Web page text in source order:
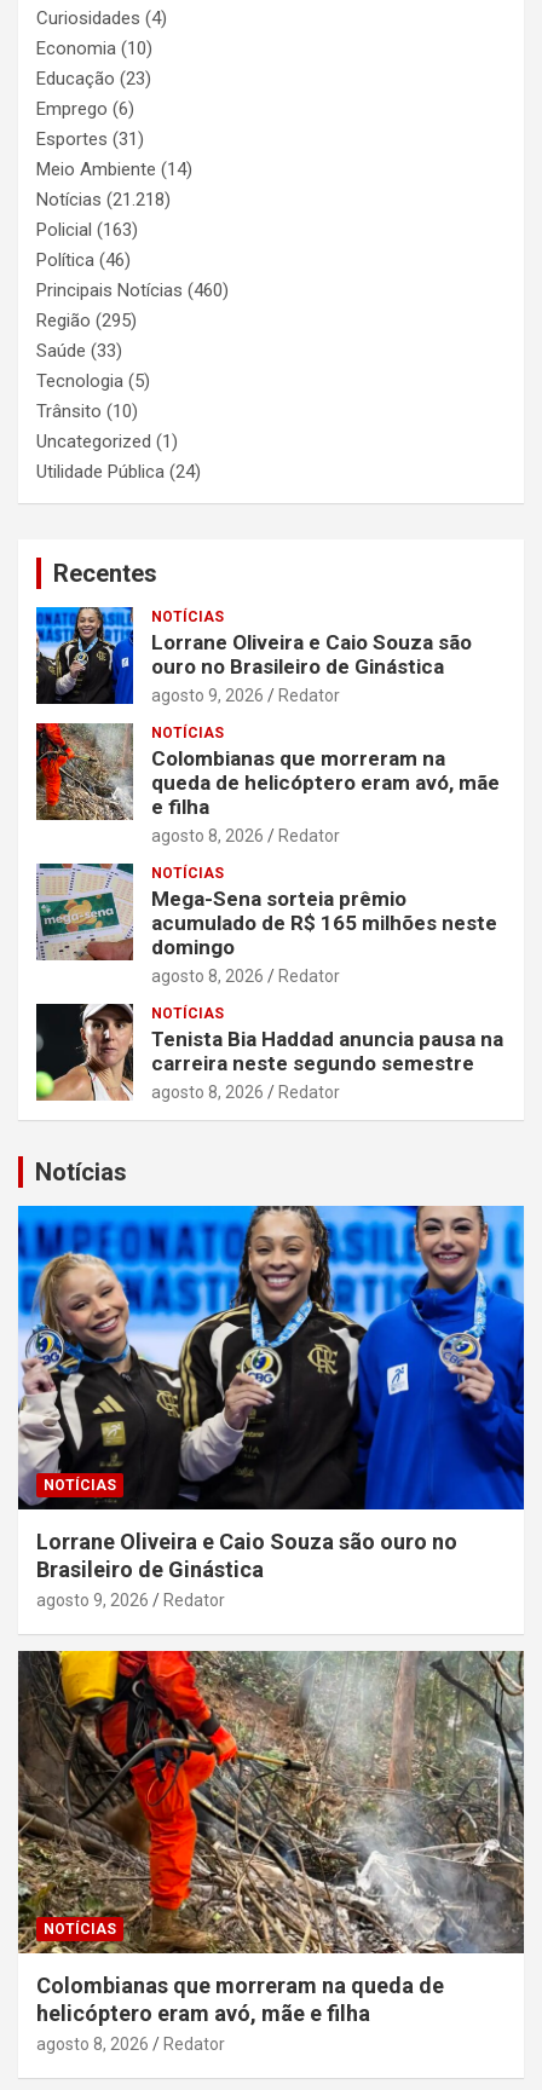
Curiosidades (4)
Economia (10)
Educação (23)
Emprego (6)
Esportes (31)
Meio Ambiente (14)
Notícias (21.218)
Policial (163)
Política (46)
Principais Notícias (460)
Região (295)
Saúde (33)
Tecnologia (5)
Trânsito (10)
Uncategorized (1)
Utilidade Pública (24)
Recentes
NOTÍCIAS
Lorrane Oliveira e Caio Souza são
ouro no Brasileiro de Ginástica
agosto 9, 2026 Redator
NOTÍCIAS
Colombianas que morreram na
queda de helicóptero eram avó, mãe
e filha
agosto 8, 2026 Redator
NOTÍCIAS
Mega-Sena sorteia prêmio
acumulado de R$ 165 milhões neste
domingo
agosto 8, 2026 Redator
NOTÍCIAS
Tenista Bia Haddad anuncia pausa na
carreira neste segundo semestre
agosto 8, 2026 Redator
Notícias
NOTÍCIAS
Lorrane Oliveira e Caio Souza são ouro no
Brasileiro de Ginástica
agosto 9, 2026 Redator
NOTÍCIAS
Colombianas que morreram na queda de
helicóptero eram avó, mãe e filha
agosto 8, 2026 Redator